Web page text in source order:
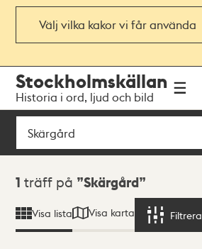
Välj vilka kakor vi får använda
navigationen
huvudinnehållet
Stockholmskällan
Historia i ord, ljud och bild
Sök
Sökresultat
1 träff på Skärgård
Visa lista Visa karta Filtrera